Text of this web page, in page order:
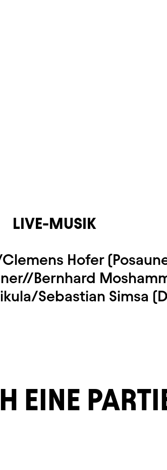
LIVE-MUSIK
Hofer
Bernhard
Sebastian Simsa
EINE